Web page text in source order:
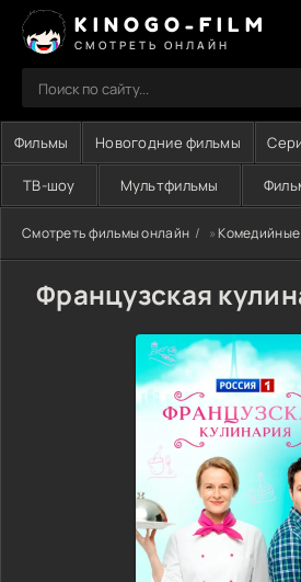
KINOGO-FILM
СМОТРЕТЬ ОНЛАЙН
Фильмы Новогодние фильмы
ТВ-шоу Мультфильмы
Смотреть фильмы онлайн »
Французская